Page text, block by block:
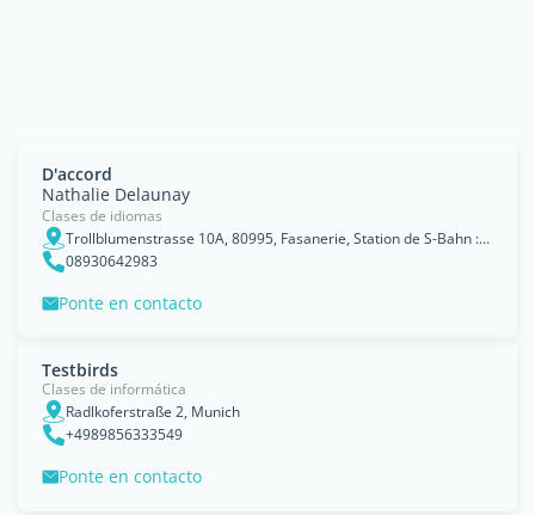
D'accord
Nathalie Delaunay
Clases de idiomas
Trollblumenstrasse 10A, 80995, Fasanerie, Station de S-Bahn : S1 ~ 10 minutes à pied, Munich, Bavaria
08930642983
Ponte en contacto
Testbirds
Clases de informática
Radlkoferstraße 2, Munich
+4989856333549
Ponte en contacto